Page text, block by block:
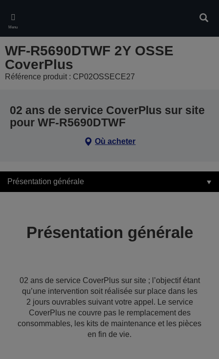
main
content
Menu
WF-R5690DTWF 2Y OSSE
CoverPlus
Référence produit : CP02OSSECE27
02 ans de service CoverPlus sur site
pour WF-R5690DTWF
Où acheter
Présentation générale
Présentation générale
02 ans de service CoverPlus sur site ; l’objectif étant
qu’une intervention soit réalisée sur place dans les
2 jours ouvrables suivant votre appel. Le service
CoverPlus ne couvre pas le remplacement des
consommables, les kits de maintenance et les pièces
en fin de vie.